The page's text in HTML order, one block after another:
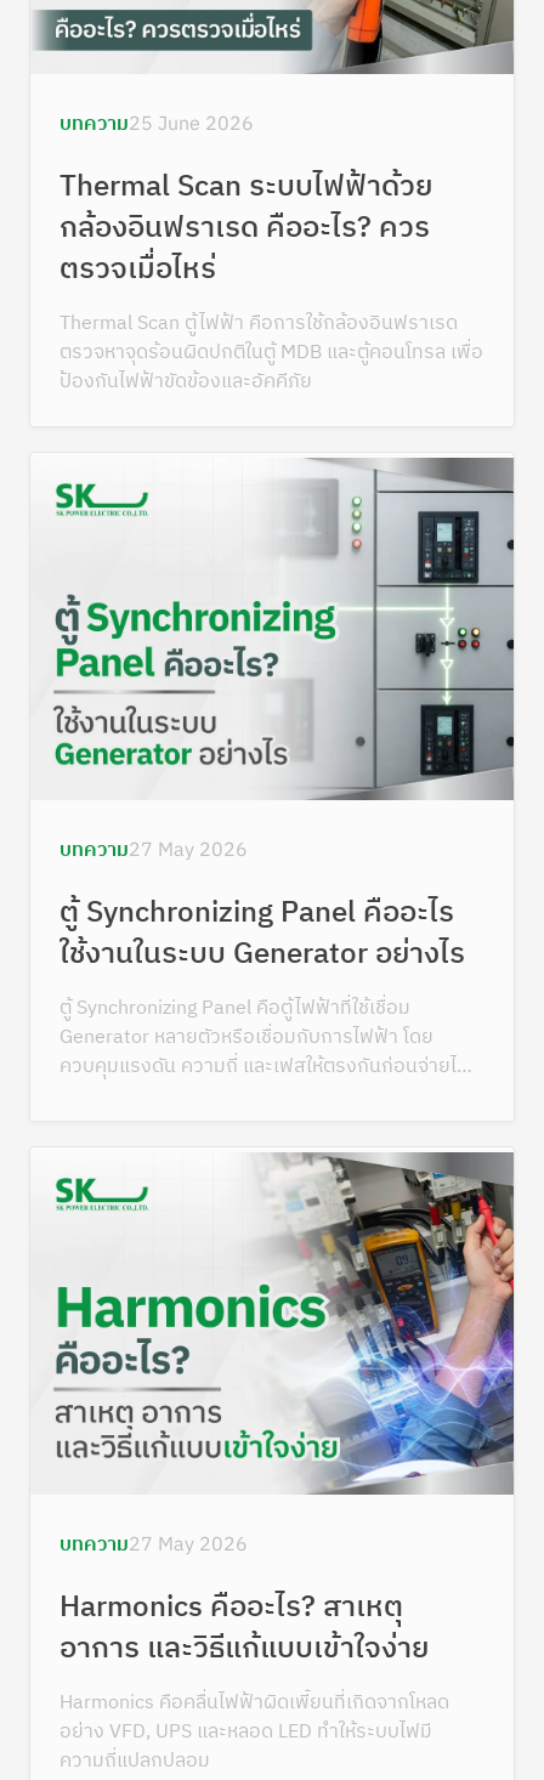
บทความ25 June 2026
Thermal Scan ระบบไฟฟ้าด้วย
กล้องอินฟราเรด คืออะไร? ควร
ตรวจเมื่อไหร่
Thermal Scan ตู้ไฟฟ้า คือการใช้กล้องอินฟราเรด
ตรวจหาจุดร้อนผิดปกติในตู้ MDB และตู้คอนโทรล เพื่อ
ป้องกันไฟฟ้าขัดข้องและอัคคีภัย
บทความ27 May 2026
ตู้ Synchronizing Panel คืออะไร
ใช้งานในระบบ Generator อย่างไร
ตู้ Synchronizing Panel คือตู้ไฟฟ้าที่ใช้เชื่อม
Generator หลายตัวหรือเชื่อมกับการไฟฟ้า โดย
ควบคุมแรงดัน ความถี่ และเฟสให้ตรงกันก่อนจ่ายไฟ
บทความ27 May 2026
Harmonics คืออะไร? สาเหตุ
อาการ และวิธีแก้แบบเข้าใจง่าย
Harmonics คือคลื่นไฟฟ้าผิดเพี้ยนที่เกิดจากโหลด
อย่าง VFD, UPS และหลอด LED ทำให้ระบบไฟมี
ความถี่แปลกปลอม